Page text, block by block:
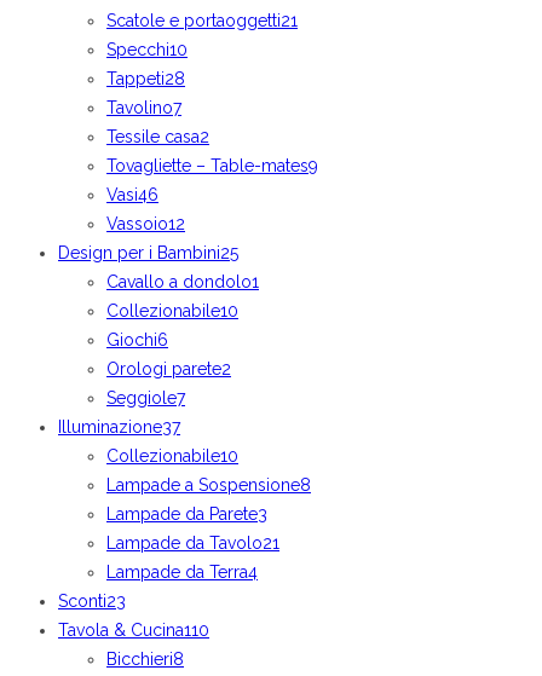
Scatole e portaoggetti21
Specchi10
Tappeti28
Tavolino7
Tessile casa2
Tovagliette – Table-mates9
Vasi46
Vassoio12
Design per i Bambini25
Cavallo a dondolo1
Collezionabile10
Giochi6
Orologi parete2
Seggiole7
Illuminazione37
Collezionabile10
Lampade a Sospensione8
Lampade da Parete3
Lampade da Tavolo21
Lampade da Terra4
Sconti23
Tavola & Cucina110
Bicchieri8